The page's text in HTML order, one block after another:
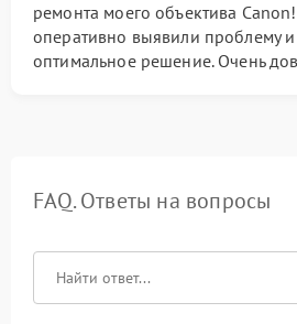
ремонта моего объектива
оперативно выявили проблему
оптимальное решение. Очень
FAQ. Ответы на вопросы